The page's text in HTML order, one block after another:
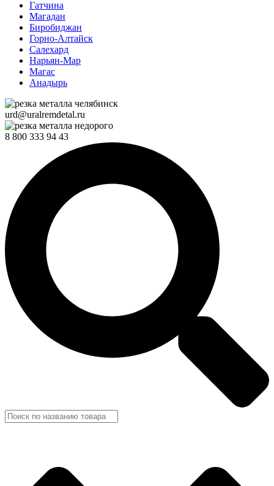
Гатчина
Магадан
Биробиджан
Горно-Алтайск
Салехард
Нарьян-Мар
Магас
Анадырь
urd@uralremdetal.ru
8 800 333 94 43